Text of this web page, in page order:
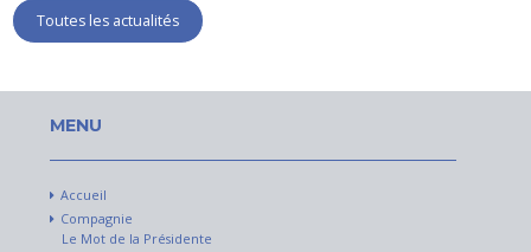
Toutes les actualités
MENU
Accueil
Compagnie
Le Mot de la Présidente